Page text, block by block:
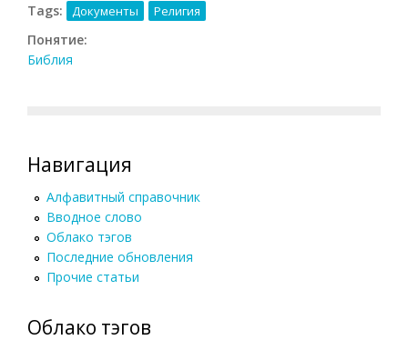
Tags: Документы Религия
Понятие:
Библия
Навигация
Алфавитный справочник
Вводное слово
Облако тэгов
Последние обновления
Прочие статьи
Облако тэгов